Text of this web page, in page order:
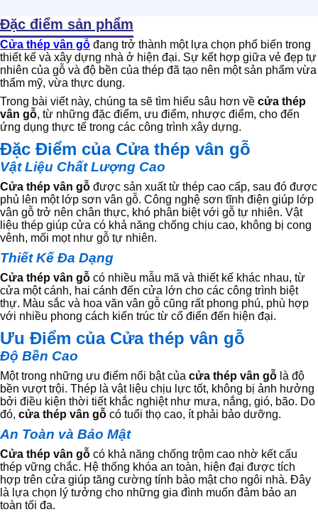
Đặc điểm sản phẩm
Cửa thép vân gỗ đang trở thành một lựa chọn phổ biến trong
thiết kế và xây dựng nhà ở hiện đại. Sự kết hợp giữa vẻ đẹp tự
nhiên của gỗ và độ bền của thép đã tạo nên một sản phẩm vừa
thẩm mỹ, vừa thực dụng.
Trong bài viết này, chúng ta sẽ tìm hiểu sâu hơn về cửa thép
vân gỗ, từ những đặc điểm, ưu điểm, nhược điểm, cho đến
ứng dụng thực tế trong các công trình xây dựng.
Đặc Điểm của Cửa thép vân gỗ
Vật Liệu Chất Lượng Cao
Cửa thép vân gỗ được sản xuất từ thép cao cấp, sau đó được
phủ lên một lớp sơn vân gỗ. Công nghệ sơn tĩnh điện giúp lớp
vân gỗ trở nên chân thực, khó phân biệt với gỗ tự nhiên. Vật
liệu thép giúp cửa có khả năng chống chịu cao, không bị cong
vênh, mối mọt như gỗ tự nhiên.
Thiết Kế Đa Dạng
Cửa thép vân gỗ có nhiều mẫu mã và thiết kế khác nhau, từ
cửa một cánh, hai cánh đến cửa lớn cho các công trình biệt
thự. Màu sắc và hoa văn vân gỗ cũng rất phong phú, phù hợp
với nhiều phong cách kiến trúc từ cổ điển đến hiện đại.
Ưu Điểm của Cửa thép vân gỗ
Độ Bền Cao
Một trong những ưu điểm nổi bật của cửa thép vân gỗ là độ
bền vượt trội. Thép là vật liệu chịu lực tốt, không bị ảnh hưởng
bởi điều kiện thời tiết khắc nghiệt như mưa, nắng, gió, bão. Do
đó, cửa thép vân gỗ có tuổi thọ cao, ít phải bảo dưỡng.
An Toàn và Bảo Mật
Cửa thép vân gỗ có khả năng chống trộm cao nhờ kết cấu
thép vững chắc. Hệ thống khóa an toàn, hiện đại được tích
hợp trên cửa giúp tăng cường tính bảo mật cho ngôi nhà. Đây
là lựa chọn lý tưởng cho những gia đình muốn đảm bảo an
toàn tối đa.